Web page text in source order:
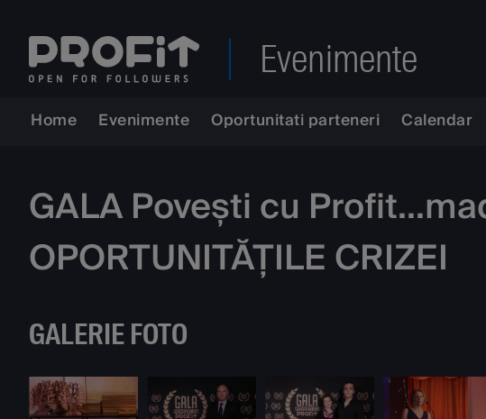
Evenimente
Home Evenimente Oportunitati parteneri Calendar
GALA Povești cu
OPORTUNITĂȚILE CRIZEI
GALERIE FOTO